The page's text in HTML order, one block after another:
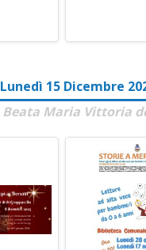
Lunedì 15 Dicembre
Beata Maria Vittoria